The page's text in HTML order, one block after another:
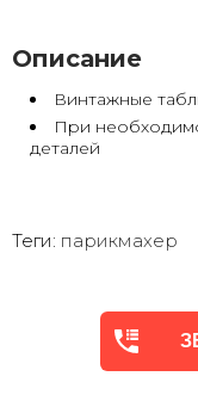
Описание
Винтажные
При
деталей
Теги: парикмахер